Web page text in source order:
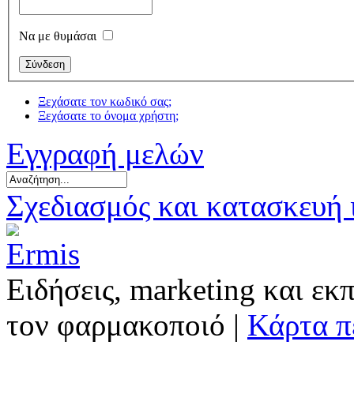
Να με θυμάσαι
Ξεχάσατε τον κωδικό σας;
Ξεχάσατε το όνομα χρήστη;
Εγγραφή μελών
Σχεδιασμός και
Ειδήσεις, marketing και
τον φαρμακοποιό | Κάρτα